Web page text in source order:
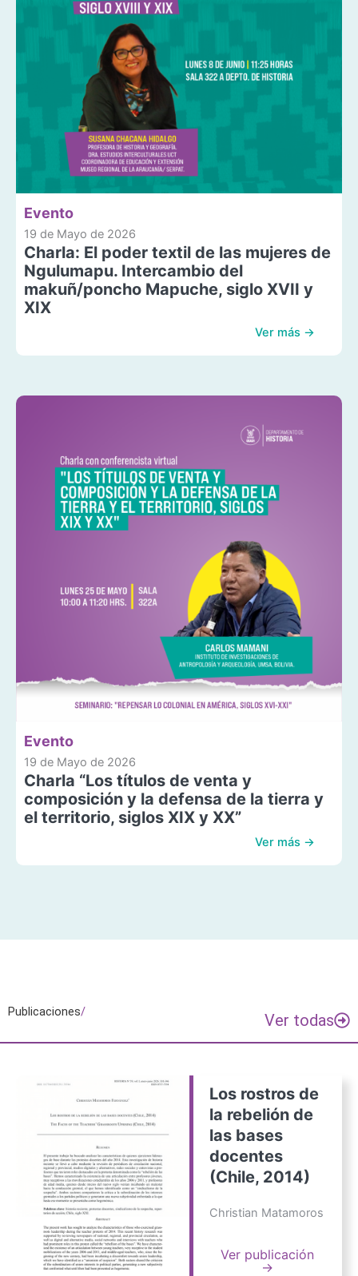
Evento
19 de Mayo de 2026
Charla: El poder textil de las mujeres de
Ngulumapu. Intercambio del
makuñ/poncho Mapuche, siglo XVII y
XIX
Ver más →
Evento
19 de Mayo de 2026
Charla “Los títulos de venta y
composición y la defensa de la tierra y
el territorio, siglos XIX y XX”
Ver más →
Publicaciones/ Ver todas
Los rostros de
la rebelión de
las bases
docentes
(Chile, 2014)
Christian Matamoros
Ver publicación
→